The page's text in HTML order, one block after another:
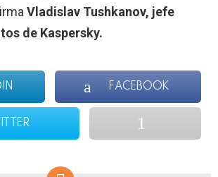
Vladislav Tushkanov, jefe
de Kaspersky.
FACEBOOK